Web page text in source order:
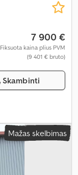
7 900 €
Fiksuota kaina plius PVM
(9 401 € bruto)
Skambinti
Mažas skelbimas